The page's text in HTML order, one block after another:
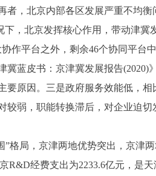
者，北京内部各区发展严重不均
，北京发挥核心作用，带动津
作平台之外，剩余46个协同平台
蓝皮书：京津冀发展报告
原因。三是政府服务效能低，
弱，职能转换滞后，对企业迫切
，京津两地优势突出，京津两
R&D经费支出为2233.6亿元，